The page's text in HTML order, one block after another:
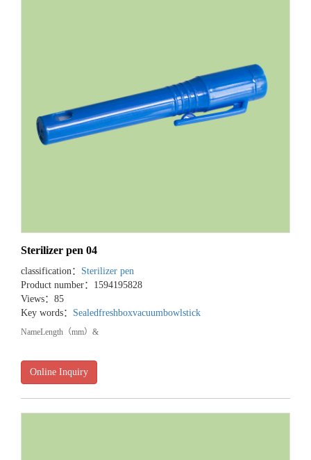
Sterilizer pen 04
classification： Sterilizer pen
Product number：1594195828
Views：85
Key words： Sealedfreshboxvacuumbowlstick
NameLength（mm）&
Online Inquiry